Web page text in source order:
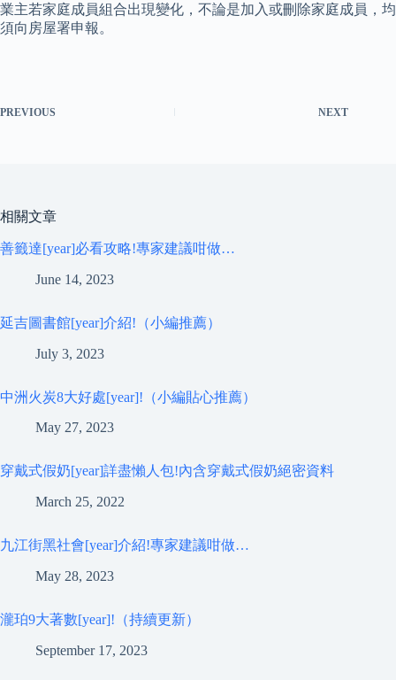
業主若家庭成員組合出現變化，不論是加入或刪除家庭成員，均
須向房屋署申報。
PREVIOUS NEXT
相關文章
善籤達[year]必看攻略!專家建議咁做…
June 14, 2023
延吉圖書館[year]介紹!（小編推薦）
July 3, 2023
中洲火炭8大好處[year]!（小編貼心推薦）
May 27, 2023
穿戴式假奶[year]詳盡懶人包!內含穿戴式假奶絕密資料
March 25, 2022
九江街黑社會[year]介紹!專家建議咁做…
May 28, 2023
瀧珀9大著數[year]!（持續更新）
September 17, 2023